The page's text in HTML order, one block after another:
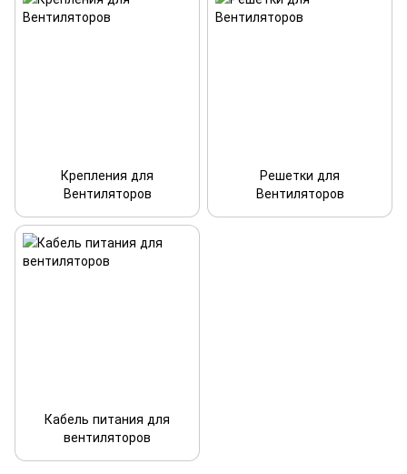
Крепления для
Вентиляторов
Решетки для
Вентиляторов
Кабель питания для
вентиляторов